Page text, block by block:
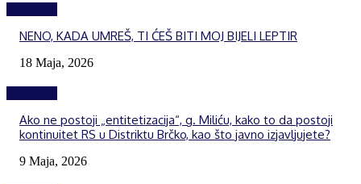
NENO, KADA UMREŠ, TI ĆEŠ BITI MOJ BIJELI LEPTIR
18 Maja, 2026
Ako ne postoji „entitetizacija“, g. Miliću, kako to da postoji
kontinuitet RS u Distriktu Brčko, kao što javno izjavljujete?
9 Maja, 2026